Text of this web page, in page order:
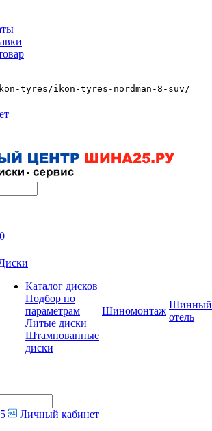
tyres/ikon-tyres-nordman-8-suv/
0
Каталог дисков
Подбор по
параметрам
Литые диски
Штампованные
диски
Шиномонтаж
Шинный
отель
Личный кабинет